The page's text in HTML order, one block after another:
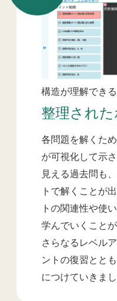
構造が理解でき
整理され
各問題を解くた
が可視化して示
見える過去問も
トで解くことが
トの関連性や使
学んでいくこと
さらなるレベル
ントの復習とと
につけていきまし